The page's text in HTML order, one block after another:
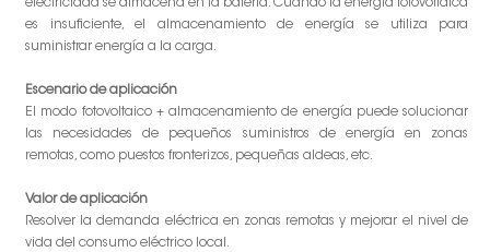
electricidad se almacena en la batería. Cuando la energía fotovoltaica
es insuficiente, el almacenamiento de energía se utiliza para
suministrar energía a la carga.
Escenario de aplicación
El modo fotovoltaico + almacenamiento de energía puede solucionar
las necesidades de pequeños suministros de energía en zonas
remotas, como puestos fronterizos, pequeñas aldeas, etc.
Valor de aplicación
Resolver la demanda eléctrica en zonas remotas y mejorar el nivel de
vida del consumo eléctrico local.